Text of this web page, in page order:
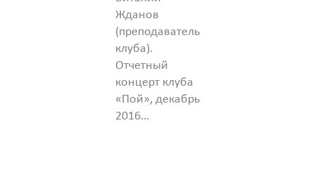
Жданов
(преподаватель
клуба).
Отчетный
концерт клуба
«Пой», декабрь
2016…